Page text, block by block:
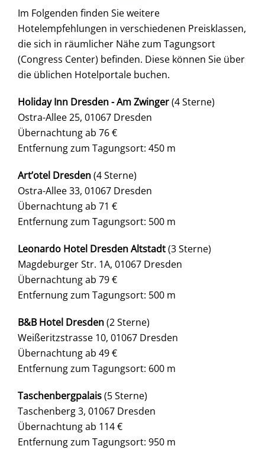
Im Folgenden finden Sie weitere
Hotelempfehlungen in verschiedenen Preisklassen,
die sich in räumlicher Nähe zum Tagungsort
(Congress Center) befinden. Diese können Sie über
die üblichen Hotelportale buchen.
Holiday Inn Dresden - Am Zwinger(4 Sterne)
Ostra-Allee 25, 01067 Dresden
Übernachtung ab 76 €
Entfernung zum Tagungsort: 450 m
Art’otel Dresden(4 Sterne)
Ostra-Allee 33, 01067 Dresden
Übernachtung ab 71 €
Entfernung zum Tagungsort: 500 m
Leonardo Hotel Dresden Altstadt(3 Sterne)
Magdeburger Str. 1A, 01067 Dresden
Übernachtung ab 79 €
Entfernung zum Tagungsort: 500 m
B&B Hotel Dresden(2 Sterne)
Weißeritzstrasse 10, 01067 Dresden
Übernachtung ab 49 €
Entfernung zum Tagungsort: 600 m
Taschenbergpalais(5 Sterne)
Taschenberg 3, 01067 Dresden
Übernachtung ab 114 €
Entfernung zum Tagungsort: 950 m